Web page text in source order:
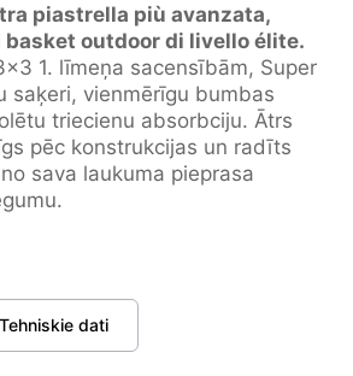
piastrella più avanzata,
outdoor di livello élite.
1. līmeņa sacensībām, Super
saķeri, vienmērīgu bumbas
triecienu absorbciju. Ātrs
pēc konstrukcijas un radīts
sava laukuma pieprasa
Tehniskie dati